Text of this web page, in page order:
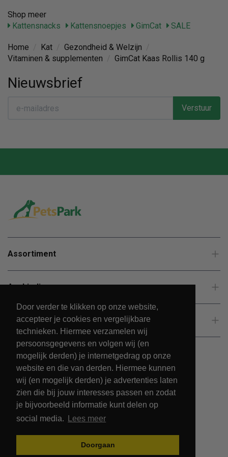
Door verder te klikken op onze website,
accepteer je cookies en vergelijkbare
technieken. Hiermee verzamelen wij
persoonsgegevens en volgen wij (en
mogelijk derden) je internetgedrag op onze
website en die van derden. Hiermee kunnen
wij (en mogelijk derden) je advertenties laten
zien die bij jouw interesses passen en zodat
je bijvoorbeeld informatie kunt delen op
social media.
Lees meer
Doorgaan
Shop meer
Kattensnacks
Kattensnoepjes GimCat SALE
Home Kat Gezondheid & Welzijn
Vitaminen & supplementen
GimCat Kaas Rollis 140 g
Nieuwsbrief
Verstuur
Assortiment
Aanbiedingen
Klantenservice
© 2026 - PetsPark.nl.